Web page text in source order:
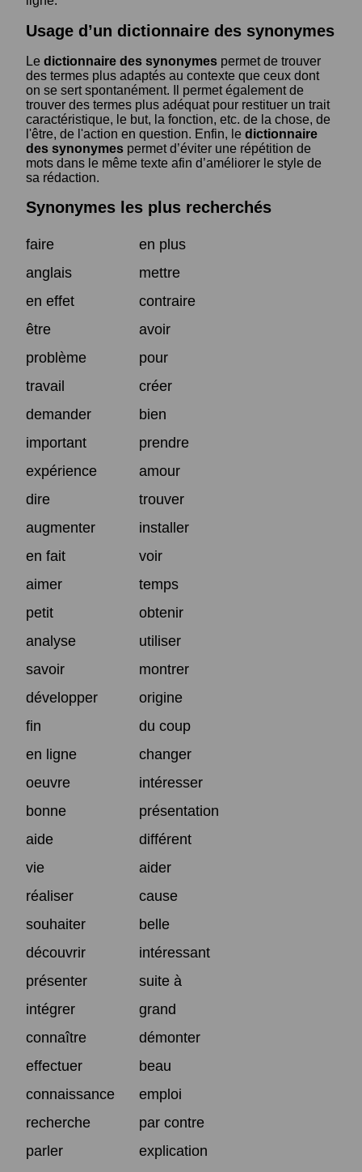
Usage d’un dictionnaire des synonymes
Le dictionnaire des synonymes permet de trouver
des termes plus adaptés au contexte que ceux dont
on se sert spontanément. Il permet également de
trouver des termes plus adéquat pour restituer un trait
caractéristique, le but, la fonction, etc. de la chose, de
l'être, de l'action en question. Enfin, le dictionnaire
des synonymes permet d’éviter une répétition de
mots dans le même texte afin d’améliorer le style de
sa rédaction.
Synonymes les plus recherchés
faire
en plus
anglais
mettre
en effet
contraire
être
avoir
problème
pour
travail
créer
demander
bien
important
prendre
expérience
amour
dire
trouver
augmenter
installer
en fait
voir
aimer
temps
petit
obtenir
analyse
utiliser
savoir
montrer
développer
origine
fin
du coup
en ligne
changer
oeuvre
intéresser
bonne
présentation
aide
différent
vie
aider
réaliser
cause
souhaiter
belle
découvrir
intéressant
présenter
suite à
intégrer
grand
connaître
démonter
effectuer
beau
connaissance
emploi
recherche
par contre
parler
explication